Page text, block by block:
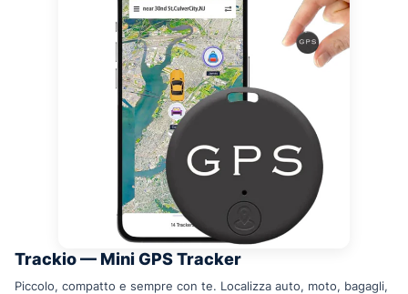
Trackio — Mini GPS Tracker
Piccolo, compatto e sempre con te. Localizza auto, moto, bagagli,